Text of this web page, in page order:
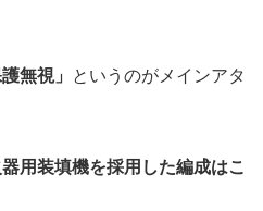
護無視」 というのがメインアタ
用装填機を採用した編成はこ